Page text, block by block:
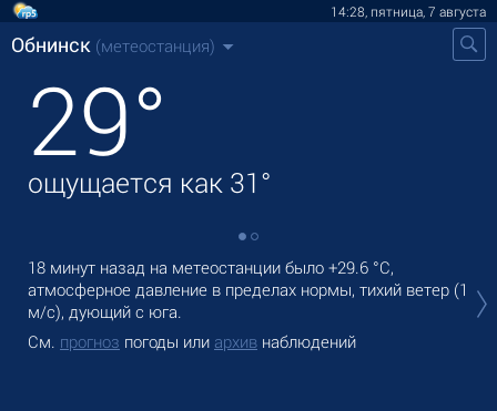
14:28, пятница, 7 августа
Обнинск (метеостанция)
29°
ощущается как 31°
18 минут назад на метеостанции было +29.6 °C,
атмосферное давление в пределах нормы, тихий ветер (1
м/с), дующий с юга.
См. прогноз погоды или архив наблюдений
°C